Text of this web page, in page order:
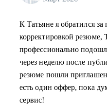
К Татьяне я обратился
корректировкой резюме,
профессионально
через неделю после
резюме пошли
есть один оффер, пока
сервис!